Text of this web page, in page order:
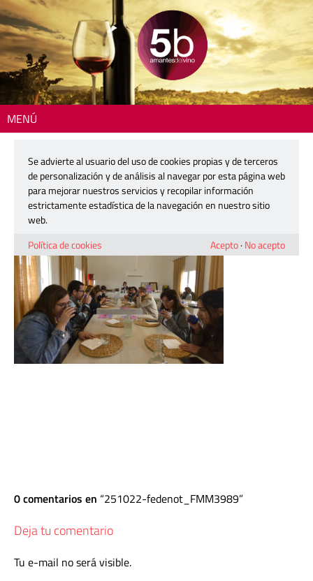
MENÚ
251022-fedenot_FMM3989
22 octubre, 2025
0 comentarios en 251022-fedenot_FMM3989
Deja tu comentario
Tu e-mail no será visible.
Se advierte al usuario del uso de cookies propias y de terceros
de personalización y de análisis al navegar por esta página web
para mejorar nuestros servicios y recopilar información
estrictamente estadística de la navegación en nuestro sitio
web.
Política de cookies
Acepto· No acepto